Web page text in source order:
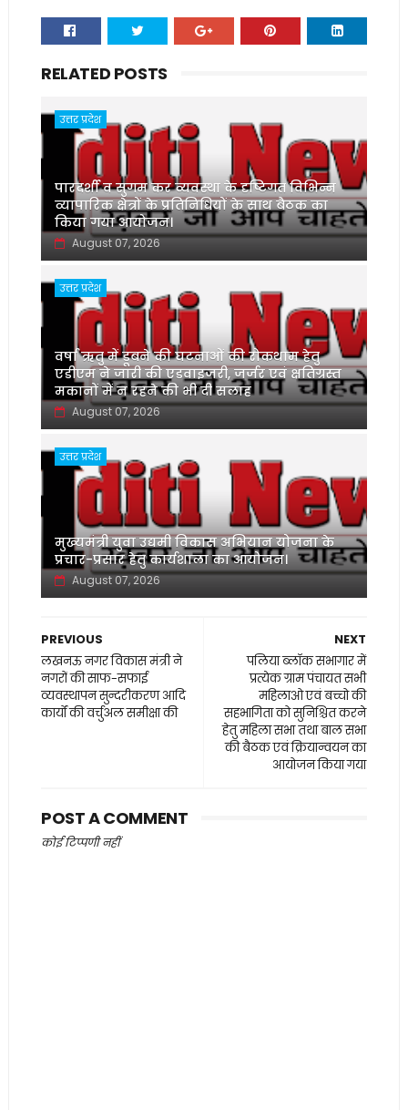
RELATED POSTS
उत्तर प्रदेश
पारदर्शी व सुगम कर व्यवस्था के दृष्टिगत विभिन्न
व्यापारिक क्षेत्रों के प्रतिनिधियों के साथ बैठक का
किया गया आयोजन।
August 07, 2026
उत्तर प्रदेश
वर्षा ऋतु में डूबने की घटनाओं की रोकथाम हेतु
एडीएम ने जारी की एडवाइजरी, जर्जर एवं क्षतिग्रस्त
मकानों में न रहने की भी दी सलाह
August 07, 2026
उत्तर प्रदेश
मुख्यमंत्री युवा उद्यमी विकास अभियान योजना के
प्रचार-प्रसार हेतु कार्यशाला का आयोजन।
August 07, 2026
NEXT
पलिया ब्लॉक सभागार में
प्रत्येक ग्राम पंचायत सभी
महिलाओ एवं बच्चो की
सहभागिता को सुनिश्चित करने
हेतु महिला सभा तथा बाल सभा
की बैठक एवं क्रियान्वयन का
आयोजन किया गया
PREVIOUS
लखनऊ नगर विकास मंत्री ने
नगरों की साफ-सफाई
व्यवस्थापन सुन्दरीकरण आदि
कार्यों की वर्चुअल समीक्षा की
POST A COMMENT
कोई टिप्पणी नहीं